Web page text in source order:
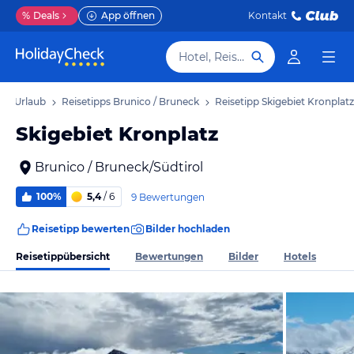
% Deals App öffnen Kontakt
Hotel, Reiseziel
Urlaub Reisetipps Brunico / Bruneck Reisetipp Skigebiet Kronplatz
Skigebiet Kronplatz
Brunico / Bruneck/Südtirol
100% 5,4/ 6 9 Bewertungen
Reisetipp bewerten Bilder hochladen
Reisetippübersicht Bewertungen Bilder Hotels